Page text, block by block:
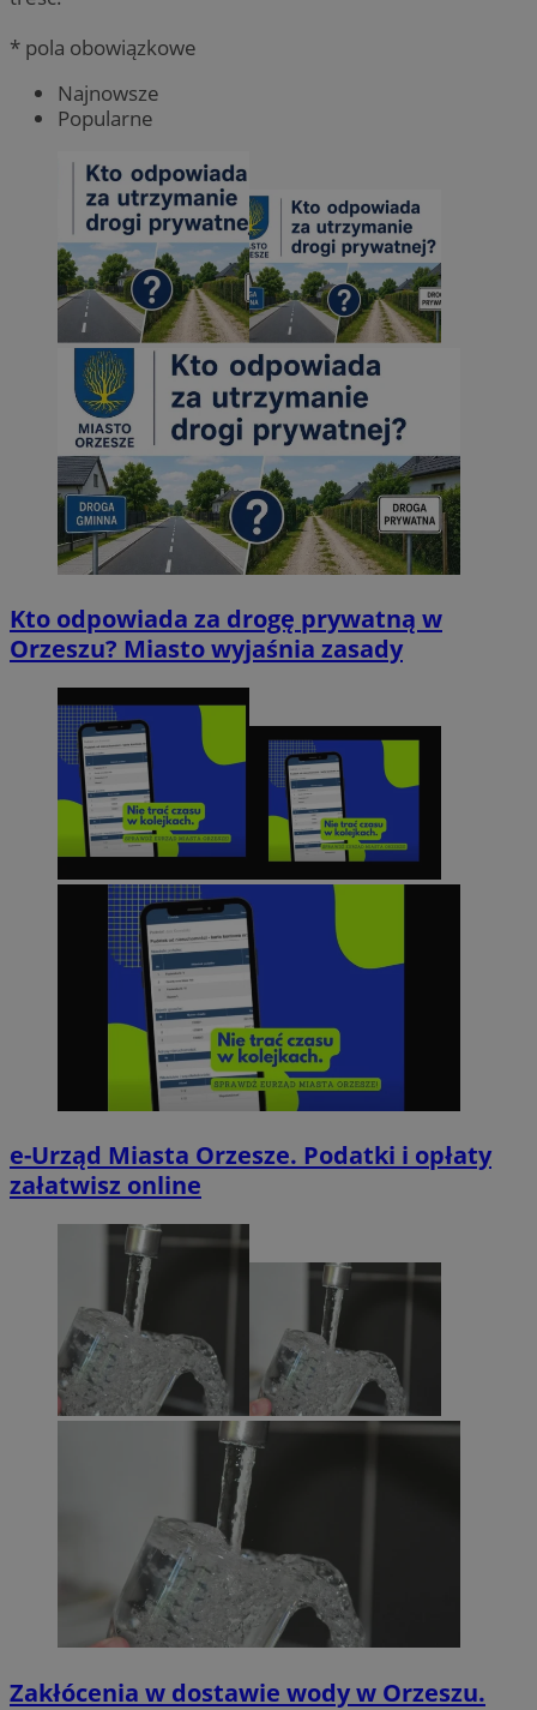
* pola obowiązkowe
Najnowsze
Popularne
Kto odpowiada za drogę prywatną w
Orzeszu? Miasto wyjaśnia zasady
e-Urząd Miasta Orzesze. Podatki i opłaty
załatwisz online
Zakłócenia w dostawie wody w Orzeszu.